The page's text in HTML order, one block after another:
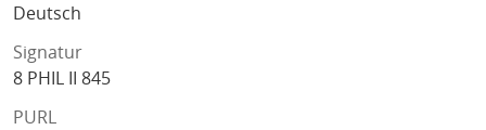
Deutsch
Signatur
8 PHIL II 845
PURL